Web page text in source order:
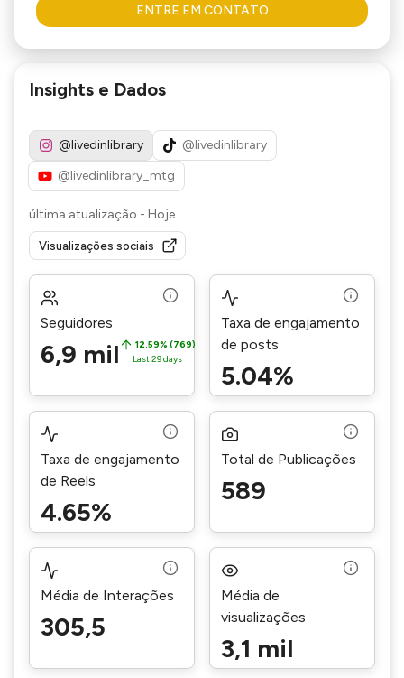
digital content about a little game called Magic:
share content that reminds people that the Magic
everyone at the table.
Welcome to our media kit. We’re so excited you're
ENTRE EM CONTATO
Insights e Dados
@livedinlibrary
@livedinlibrary
@livedinlibrary_mtg
última atualização - Hoje
Visualizações sociais
Seguidores
6,9 mil
12.59% (769)
Last 29 days
Taxa de engajamento
de posts
5.04%
Taxa de engajamento
de Reels
4.65%
Total de Publicações
589
Média de Interações
305,5
Média de
visualizações
3,1 mil